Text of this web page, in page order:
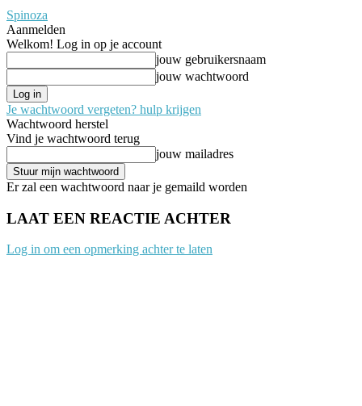
Spinoza
Aanmelden
Welkom! Log in op je account
jouw gebruikersnaam
jouw wachtwoord
Je wachtwoord vergeten? hulp krijgen
Wachtwoord herstel
Vind je wachtwoord terug
jouw mailadres
Er zal een wachtwoord naar je gemaild worden
LAAT EEN REACTIE ACHTER
Log in om een opmerking achter te laten